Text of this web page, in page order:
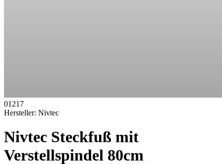
01217
Hersteller: Nivtec
Nivtec Steckfuß mit
Verstellspindel 80cm